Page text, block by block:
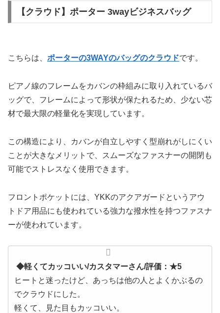
【クラウド】ポーター 3wayビジネスバッグ
こちらは、 ポーターの3WAYのバッグのクラウドです。
ピアノ線のフレームをカバンの枠組みに取り入れているバ
ッグで、フレームによって形状が保たれるため、少ない芯
材で最大限の軽量化を実現しています。
この構造により、カバンが自立しやすく型崩れがしにくい
ことが大きなメリットで、スムーズなファスナーの開閉も
可能でストレスなく使用できます。
フロントポケットには、YKKのアクアガードというアウ
トドア用品にも使われている強力な撥水性を持つファスナ
ーが使われています。
◆軽くてカッコいい/カスタマーさん/評価：★5
ヒートと迷ったけど、あっちは他の人とよくかぶるの
でクラウドにした。
軽くて、見た目もカッコいい。